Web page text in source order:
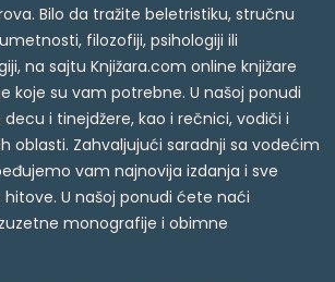
Bilo da tražite beletristiku, stručnu
filozofiji, psihologiji ili
na sajtu Knjižara.com online knjižare
koje su vam potrebne. U našoj ponudi
i tinejdžere, kao i rečnici, vodiči i
oblasti. Zahvaljujući saradnji sa vodećim
vam najnovija izdanja i sve
hitove. U našoj ponudi ćete naći
monografije i obimne